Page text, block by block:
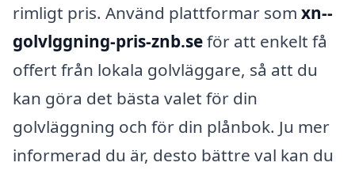
rimligt pris. Använd plattformar som xn--
golvlggning-pris-znb.seför att enkelt få
offert från lokala golvläggare, så att du
kan göra det bästa valet för din
golvläggning och för din plånbok. Ju mer
informerad du är, desto bättre val kan du